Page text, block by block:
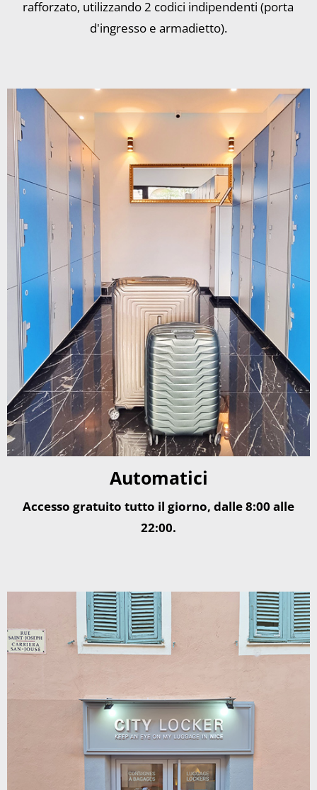
rafforzato, utilizzando 2 codici indipendenti (porta
d'ingresso e armadietto).
Automatici
Accesso gratuito tutto il giorno, dalle 8:00 alle
22:00.